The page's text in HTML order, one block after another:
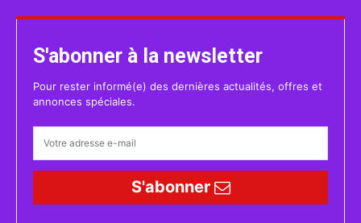
S'abonner à la newsletter
Pour rester informé(e) des dernières actualités, offres et
annonces spéciales.
S'abonner